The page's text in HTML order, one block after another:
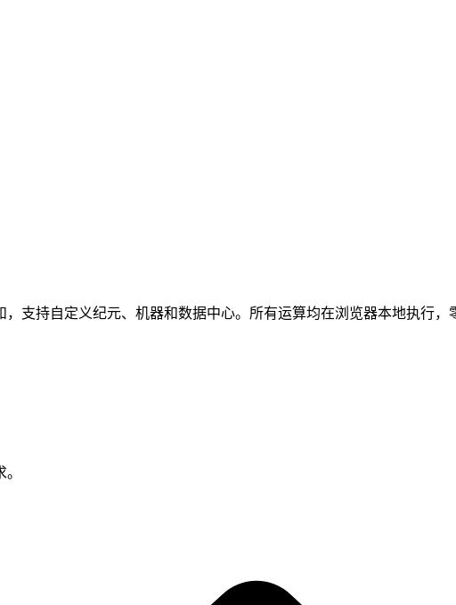
v4 和 ULID，支持自定义纪元、机器ID 和数据中心ID。所有运算均在浏览器本地执行
。